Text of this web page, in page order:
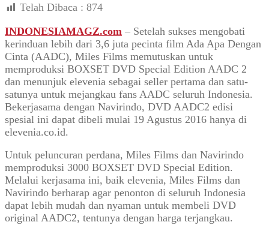
Telah Dibaca : 874
INDONESIAMAGZ.com – Setelah sukses mengobati
kerinduan lebih dari 3,6 juta pecinta film Ada Apa Dengan
Cinta (AADC), Miles Films memutuskan untuk
memproduksi BOXSET DVD Special Edition AADC 2
dan menunjuk elevenia sebagai seller pertama dan satu-
satunya untuk mejangkau fans AADC seluruh Indonesia.
Bekerjasama dengan Navirindo, DVD AADC2 edisi
spesial ini dapat dibeli mulai 19 Agustus 2016 hanya di
elevenia.co.id.
Untuk peluncuran perdana, Miles Films dan Navirindo
memproduksi 3000 BOXSET DVD Special Edition.
Melalui kerjasama ini, baik elevenia, Miles Films dan
Navirindo berharap agar penonton di seluruh Indonesia
dapat lebih mudah dan nyaman untuk membeli DVD
original AADC2, tentunya dengan harga terjangkau.